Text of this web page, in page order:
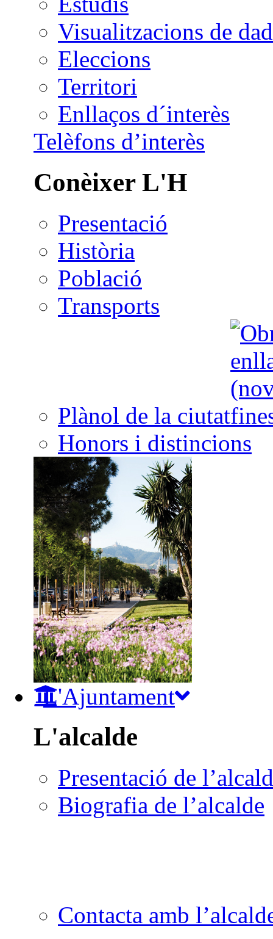
Visualitzacions de
Eleccions
Territori
Enllaços d´interès
Telèfons d’interès
Conèixer L'H
Presentació
Història
Població
Transports
Plànol de la ciutat
Honors i distincions
L'Ajuntament
L'alcalde
Presentació de
Biografia de l’alcalde
Contacta amb